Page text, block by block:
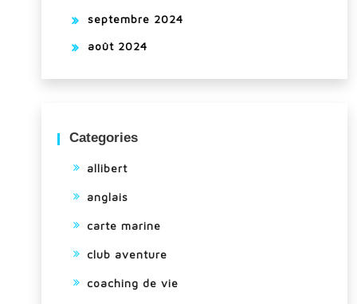
septembre 2024
août 2024
Categories
allibert
anglais
carte marine
club aventure
coaching de vie